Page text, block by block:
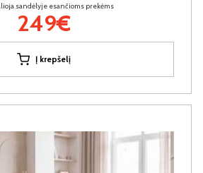
sandėlyje esančioms prekėms
249€
Į krepšelį